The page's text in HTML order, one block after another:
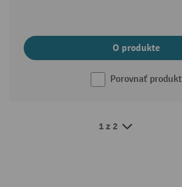
O produkte
Porovnať produkt
1 z 2